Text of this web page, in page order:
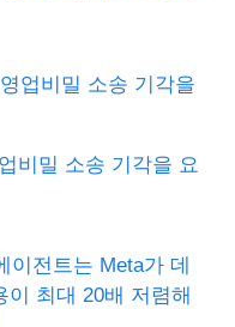
비밀 소송 기각을 요